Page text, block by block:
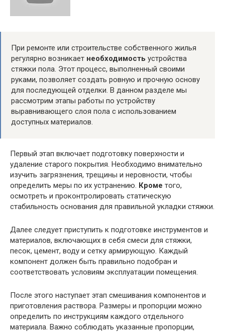
При ремонте или строительстве собственного жилья
регулярно возникает необходимость устройства
стяжки пола. Этот процесс, выполненный своими
руками, позволяет создать ровную и прочную основу
для последующей отделки. В данном разделе мы
рассмотрим этапы работы по устройству
выравнивающего слоя пола с использованием
доступных материалов.
Первый этап включает подготовку поверхности и
удаление старого покрытия. Необходимо внимательно
изучить загрязнения, трещины и неровности, чтобы
определить меры по их устранению. Кроме того,
осмотреть и проконтролировать статическую
стабильность основания для правильной укладки стяжки.
Далее следует приступить к подготовке инструментов и
материалов, включающих в себя смеси для стяжки,
песок, цемент, воду и сетку армирующую. Каждый
компонент должен быть правильно подобран и
соответствовать условиям эксплуатации помещения.
После этого наступает этап смешивания компонентов и
приготовления раствора. Размеры и пропорции можно
определить по инструкциям каждого отдельного
материала. Важно соблюдать указанные пропорции,